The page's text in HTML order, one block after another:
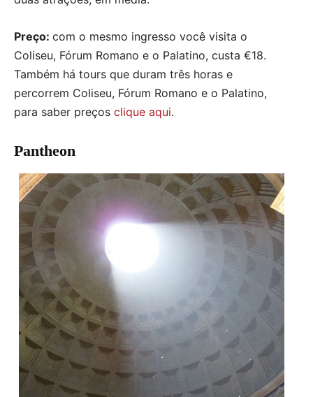
Preço: com o mesmo ingresso você visita o
Coliseu, Fórum Romano e o Palatino, custa €18.
Também há tours que duram três horas e
percorrem Coliseu, Fórum Romano e o Palatino,
para saber preços clique aqui.
Pantheon